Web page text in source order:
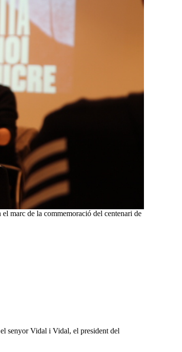
marc de la commemoració del centenari de
senyor Vidal i Vidal, el president del